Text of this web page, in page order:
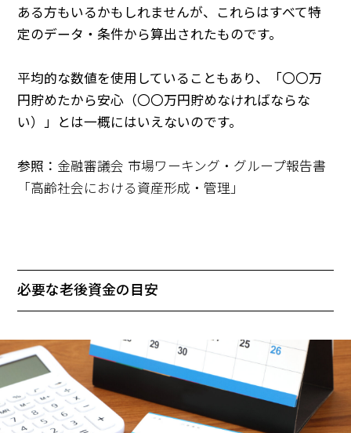
ある方もいるかもしれませんが、これらはすべて特
定のデータ・条件から算出されたものです。
平均的な数値を使用していることもあり、「〇〇万
円貯めたから安心（〇〇万円貯めなければならな
い）」とは一概にはいえないのです。
参照： 金融審議会 市場ワーキング・グループ報告書
「高齢社会における資産形成・管理」
必要な老後資金の目安